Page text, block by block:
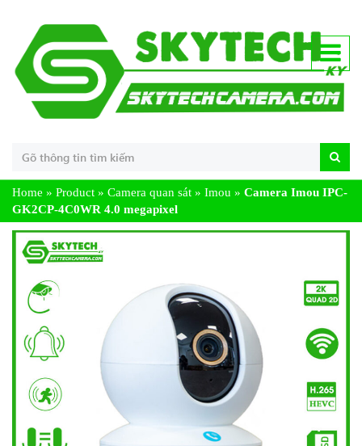
Home » Product » Camera quan sát » Imou » Camera Imou IPC-
GK2CP-4C0WR 4.0 megapixel